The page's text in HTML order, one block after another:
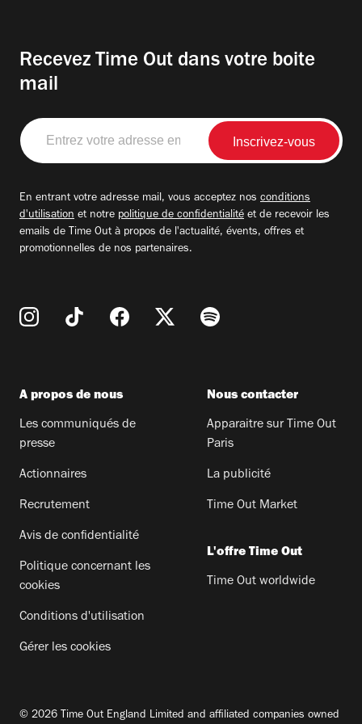
Recevez Time Out dans votre boite
mail
Entrez
votre
adresse
En entrant votre adresse mail, vous acceptez nos conditions
d'utilisation et notre politique de confidentialité et de recevoir les
emails de Time Out à propos de l'actualité, évents, offres et
promotionnelles de nos partenaires.
A propos de nous
Les communiqués de
presse
Actionnaires
Recrutement
Avis de confidentialité
Politique concernant les
cookies
Conditions d'utilisation
Gérer les cookies
Nous contacter
Apparaitre sur Time Out
Paris
La publicité
Time Out Market
L'offre Time Out
Time Out worldwide
© 2026 Time Out England Limited and affiliated companies owned